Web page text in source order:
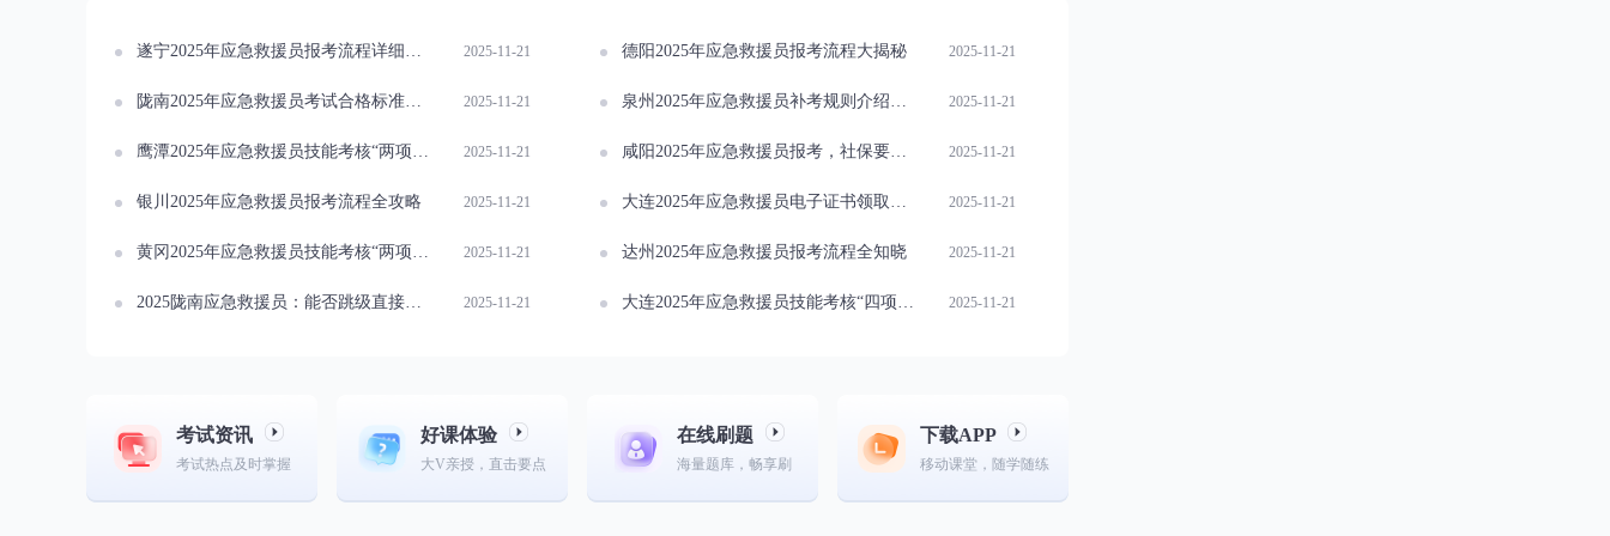
遂宁2025年应急救援员报考流程详细解读 2025-11-21 德阳2025年应急救援员报考流程大揭秘 2025-11-21
陇南2025年应急救援员考试合格标准一览 2025-11-21 泉州2025年应急救援员补考规则介绍一览 2025-11-21
鹰潭2025年应急救援员技能考核“两项抽查”要点速览 2025-11-21 咸阳2025年应急救援员报考，社保要求详解？ 2025-11-21
银川2025年应急救援员报考流程全攻略 2025-11-21 大连2025年应急救援员电子证书领取指南详解 2025-11-21
黄冈2025年应急救援员技能考核“两项抽查”全面启动 2025-11-21 达州2025年应急救援员报考流程全知晓 2025-11-21
2025陇南应急救援员：能否跳级直接考高级？ 2025-11-21 大连2025年应急救援员技能考核“四项必考”指南 2025-11-21
考试资讯
考试热点及时掌握
好课体验
大V亲授，直击要点
在线刷题
海量题库，畅享刷
下载APP
移动课堂，随学随练